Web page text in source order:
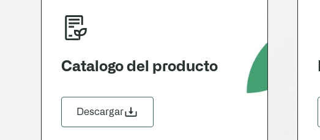
Catalogo del producto
Descargar